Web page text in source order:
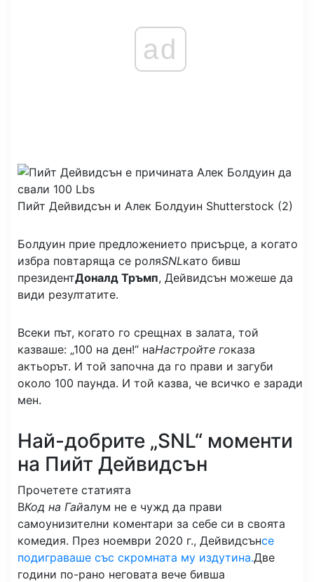
ad
Пийт Дейвидсън и Алек Болдуин Shutterstock (2)
Болдуин прие предложението присърце, а когато
избра повтаряща се роляSNLкато бивш
президентДоналд Тръмп, Дейвидсън можеше да
види резултатите.
Всеки път, когато го срещнах в залата, той
казваше: „100 на ден!“ наНастройте гоказа
актьорът. И той започна да го прави и загуби
около 100 паунда. И той казва, че всичко е заради
мен.
Най-добрите „SNL“ моменти
на Пийт Дейвидсън
Прочетете статията
ВКод на Гайалум не е чужд да прави
самоунизителни коментари за себе си в своята
комедия. През ноември 2020 г., Дейвидсънсе
подиграваше със скромната му издутина.Две
години по-рано неговата вече бивша